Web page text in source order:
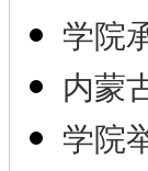
学院
内蒙
学院